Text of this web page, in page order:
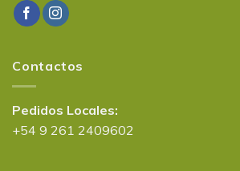
Contactos
Pedidos Locales:
+54 9 261 2409602